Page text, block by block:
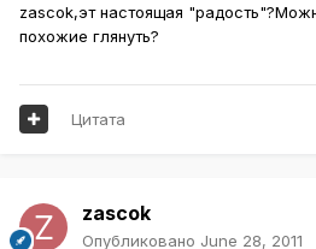
zascok,эт настоящая
похожие глянуть?
Цитата
zascok
Опубликовано June 28, 2011